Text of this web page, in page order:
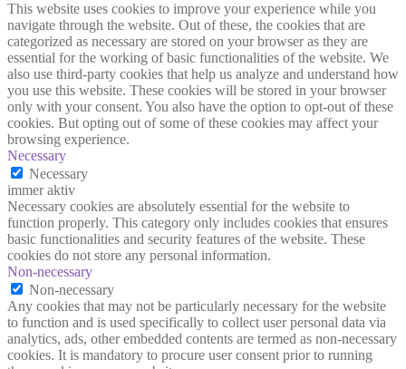
This website uses cookies to improve your experience while you
navigate through the website. Out of these, the cookies that are
categorized as necessary are stored on your browser as they are
essential for the working of basic functionalities of the website. We
also use third-party cookies that help us analyze and understand how
you use this website. These cookies will be stored in your browser
only with your consent. You also have the option to opt-out of these
cookies. But opting out of some of these cookies may affect your
browsing experience.
Necessary
Necessary
immer aktiv
Necessary cookies are absolutely essential for the website to
function properly. This category only includes cookies that ensures
basic functionalities and security features of the website. These
cookies do not store any personal information.
Non-necessary
Non-necessary
Any cookies that may not be particularly necessary for the website
to function and is used specifically to collect user personal data via
analytics, ads, other embedded contents are termed as non-necessary
cookies. It is mandatory to procure user consent prior to running